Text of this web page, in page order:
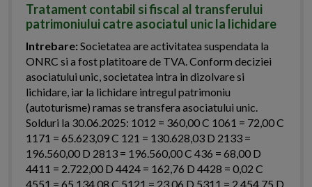
Tratament contabil si fiscal al transferului
patrimoniului catre asociatul unic la lichidare
Intrebare:Societatea are activitatea suspendata la
ONRC si a fost platitoare de TVA. Conform deciziei
asociatului unic, societatea intra in dizolvare si
lichidare, iar la lichidare intregul patrimoniu
(autoturisme) ramas se transfera asociatului unic.
Solduri la 30.06.2025: 1012 = 360,00 C 1061 = 72,00 C
1171 = 65.623,09 C 121 = 130.628,03 D 2133 =
196.560,00 D 2813 = 196.560,00 C 436 = 68,00 D
4411 = 2.722,00 D 4424 = 162,76 D 4428 = 0,02 C
4551 = 65.134,08 C 5121 = 23,06 D 5311 = 2.454,75 D